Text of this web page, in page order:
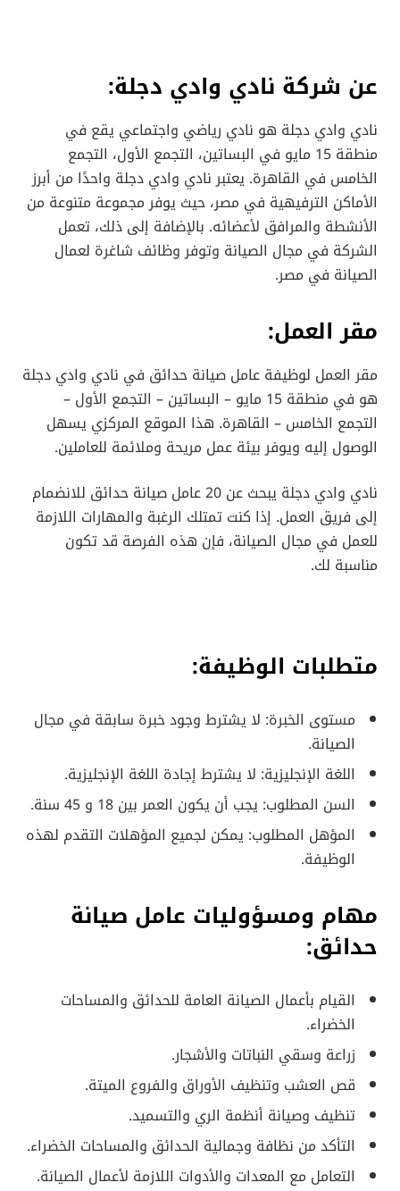
عن شركة نادي وادي دجلة:
نادي وادي دجلة هو نادي رياضي واجتماعي يقع في
منطقة 15 مايو في البساتين، التجمع الأول، التجمع
الخامس في القاهرة. يعتبر نادي وادي دجلة واحدًا من أبرز
الأماكن الترفيهية في مصر، حيث يوفر مجموعة متنوعة من
الأنشطة والمرافق لأعضائه. بالإضافة إلى ذلك، تعمل
الشركة في مجال الصيانة وتوفر وظائف شاغرة لعمال
الصيانة في مصر.
مقر العمل:
مقر العمل لوظيفة عامل صيانة حدائق في نادي وادي دجلة
هو في منطقة 15 مايو – البساتين – التجمع الأول –
التجمع الخامس – القاهرة. هذا الموقع المركزي يسهل
الوصول إليه ويوفر بيئة عمل مريحة وملائمة للعاملين.
نادي وادي دجلة يبحث عن 20 عامل صيانة حدائق للانضمام
إلى فريق العمل. إذا كنت تمتلك الرغبة والمهارات اللازمة
للعمل في مجال الصيانة، فإن هذه الفرصة قد تكون
مناسبة لك.
متطلبات الوظيفة:
مستوى الخبرة: لا يشترط وجود خبرة سابقة في مجال
الصيانة.
اللغة الإنجليزية: لا يشترط إجادة اللغة الإنجليزية.
السن المطلوب: يجب أن يكون العمر بين 18 و 45 سنة.
المؤهل المطلوب: يمكن لجميع المؤهلات التقدم لهذه
الوظيفة.
مهام ومسؤوليات عامل صيانة
حدائق:
القيام بأعمال الصيانة العامة للحدائق والمساحات
الخضراء.
زراعة وسقي النباتات والأشجار.
قص العشب وتنظيف الأوراق والفروع الميتة.
تنظيف وصيانة أنظمة الري والتسميد.
التأكد من نظافة وجمالية الحدائق والمساحات الخضراء.
التعامل مع المعدات والأدوات اللازمة لأعمال الصيانة.